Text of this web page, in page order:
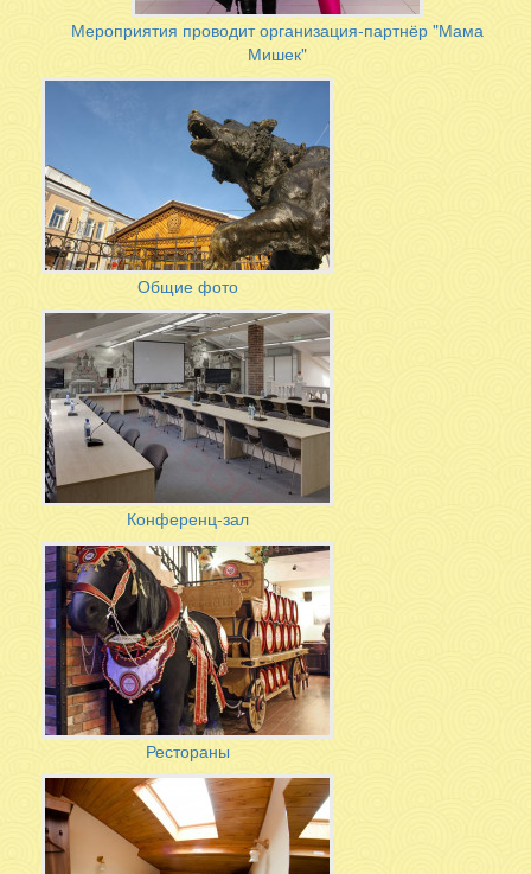
Мероприятия проводит организация-партнёр "Мама
Мишек"
Общие фото
Конференц-зал
Рестораны